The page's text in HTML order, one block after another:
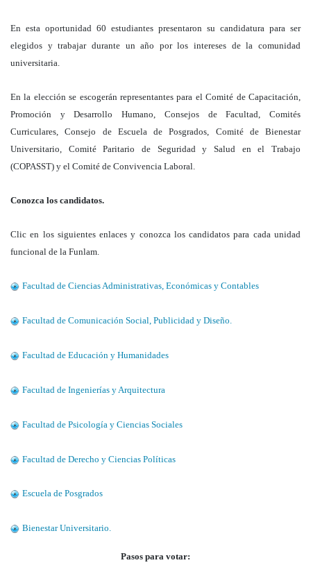
En esta oportunidad 60 estudiantes presentaron su candidatura para ser
elegidos y trabajar durante un año por los intereses de la comunidad
universitaria.
En la elección se escogerán representantes para el Comité de Capacitación,
Promoción y Desarrollo Humano, Consejos de Facultad, Comités
Curriculares, Consejo de Escuela de Posgrados, Comité de Bienestar
Universitario, Comité Paritario de Seguridad y Salud en el Trabajo
(COPASST) y el Comité de Convivencia Laboral.
Conozca los candidatos.
Clic en los siguientes enlaces y conozca los candidatos para cada unidad
funcional de la Funlam.
Facultad de Ciencias Administrativas, Económicas y Contables
Facultad de Comunicación Social, Publicidad y Diseño.
Facultad de Educación y Humanidades
Facultad de Ingenierías y Arquitectura
Facultad de Psicología y Ciencias Sociales
Facultad de Derecho y Ciencias Políticas
Escuela de Posgrados
Bienestar Universitario.
Pasos para votar: